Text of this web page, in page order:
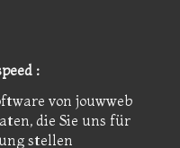
:
von jouwweb
die Sie uns für
stellen